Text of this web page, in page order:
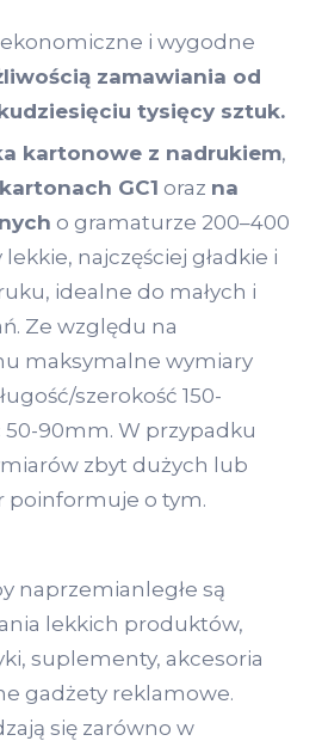
i wygodne
zamawiania od
tysięcy sztuk.
kartonowe z nadrukiem,
GC1 oraz na
o gramaturze 200–400
najczęściej gładkie i
idealne do małych i
Ze względu na
maksymalne wymiary
szerokość 150-
50-90mm. W przypadku
zbyt dużych lub
poinformuje o tym.
naprzemianległe są
lekkich produktów,
suplementy, akcesoria
gadżety reklamowe.
się zarówno w